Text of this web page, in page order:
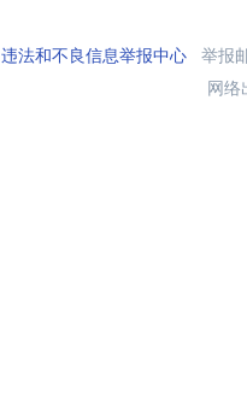
违法和不良信息举报中心举报
网